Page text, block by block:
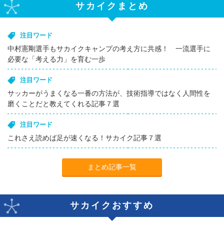
サカイクまとめ
注目ワード
中村憲剛選手もサカイクキャンプの考え方に共感！ 一流選手に
必要な「考える力」を育む一歩
注目ワード
サッカーがうまくなる一番の方法が、技術指導ではなく人間性を
磨くことだと教えてくれる記事７選
注目ワード
これさえ読めば足が速くなる！サカイク記事７選
まとめ記事一覧
サカイクおすすめ